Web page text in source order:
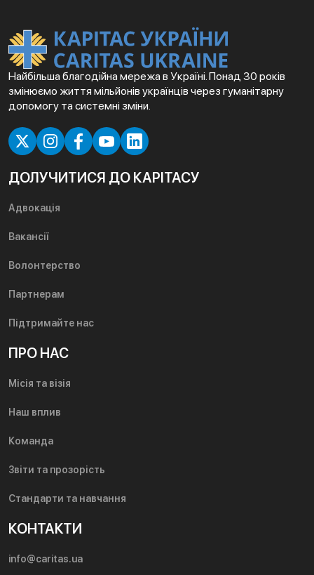
Найбільша благодійна мережа в Україні. Понад 30 років
змінюємо життя мільйонів українців через гуманітарну
допомогу та системні зміни.
ДОЛУЧИТИСЯ ДО КАРІТАСУ
Адвокація
Вакансії
Волонтерство
Партнерам
Підтримайте нас
ПРО НАС
Місія та візія
Наш вплив
Команда
Звіти та прозорість
Стандарти та навчання
КОНТАКТИ
info@caritas.ua